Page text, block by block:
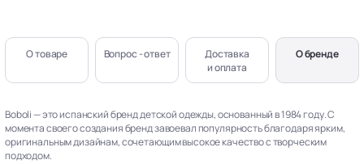
О товаре Вопрос - ответ
Доставка
и оплата
О бренде
Boboli — это испанский бренд детской одежды, основанный в 1984 году. С
момента своего создания бренд завоевал популярность благодаря ярким,
оригинальным дизайнам, сочетающим высокое качество с творческим
подходом.